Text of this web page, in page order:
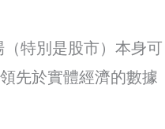
特別是股市）本身可
先於實體經濟的數據